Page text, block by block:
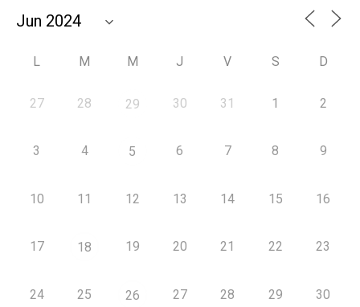
L M M J V S D
27 28 29 30 31 1 2
3 4 5 6 7 8 9
10 11 12 13 14 15 16
17 18 19 20 21 22 23
24 25 26 27 28 29 30